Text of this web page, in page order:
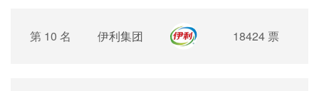
第 10 名 伊利集团 18424 票